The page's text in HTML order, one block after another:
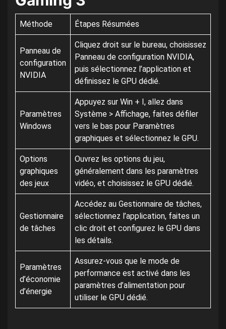
Méthode Étapes Résumées
Panneau de
configuration
NVIDIA
Cliquez droit sur le bureau, choisissez
Panneau de configuration NVIDIA,
puis sélectionnez l’application et
définissez le GPU dédié.
Paramètres
Windows
Appuyez sur Win + I, allez dans
Système > Affichage, faites défiler
vers le bas pour Paramètres
graphiques et sélectionnez le GPU.
Options
graphiques
des jeux
Ouvrez les options du jeu,
généralement dans les paramètres
vidéo, et choisissez le GPU dédié.
Gestionnaire
de tâches
Accédez au Gestionnaire de tâches,
sélectionnez l’application, faites un
clic droit et configurez le GPU dans
les détails.
Paramètres
d’économie
d’énergie
Assurez-vous que le mode de
performance est activé dans les
paramètres d’alimentation pour
utiliser le GPU dédié.